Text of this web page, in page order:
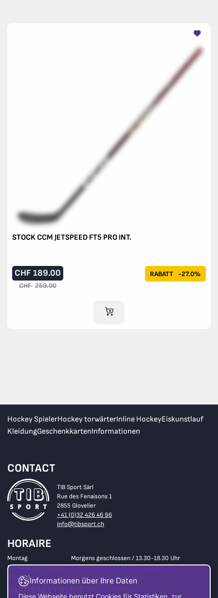
STOCK CCM JETSPEED FT5 PRO INT.
RABATT -27.0%
CHF 189.00
CHF 259.00
IM WARENKORB
Hockey SpielerHockey torwärterInline HockeyEiskunstlauf
KleidungGeschenkkartenInformationen
CONTACT
TIB Sport Sàrl
Rue des Fenaisons 1
2855 Glovelier
+41 (0)32 426 46 96
info@tibsport.ch
HORAIRE
Montag
Morgens geschlossen / 13.30-18.30 Uhr
Dienstag bis Freitag
8.30 - 12.00 Uhr / 13.30-18.30 Uhr
Samstag
8.30 - 16.00 Uhr Non-Stop
INFORMATIONS
Informationen über Ihre Daten
Diese Webseite benutzt Cookies für Statistiken, zur